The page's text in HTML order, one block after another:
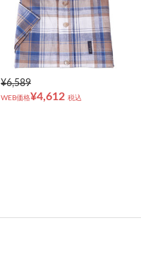
¥6,589
WEB価格¥4,612 税込